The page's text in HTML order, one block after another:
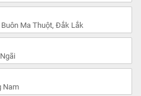
Buôn Ma Thuột, Đắk Lắk
Nam